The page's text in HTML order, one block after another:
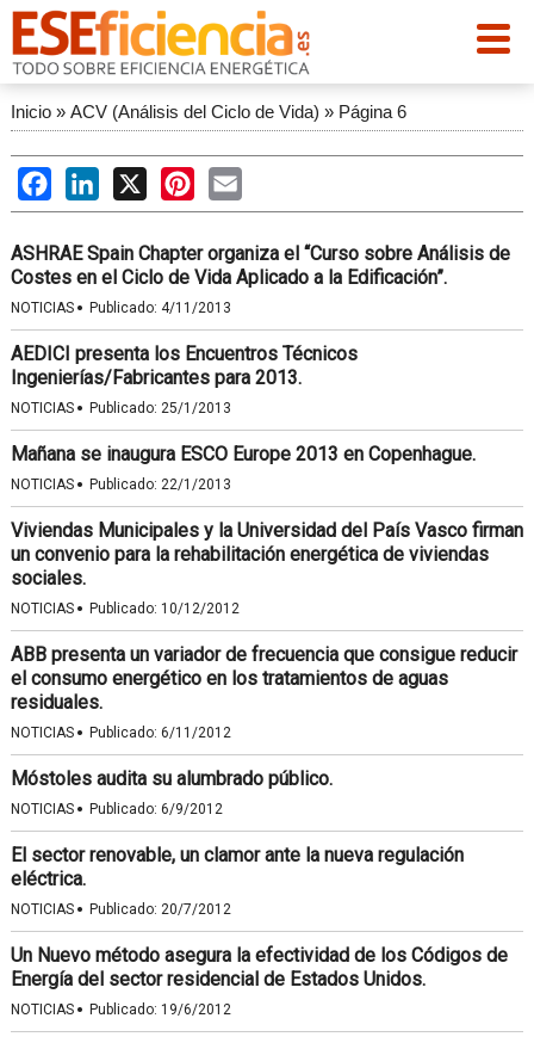
Inicio» ACV (Análisis del Ciclo de Vida) » Página 6
FacebookLinkedIn
X PinterestEmail
ASHRAE Spain Chapter organiza el “Curso sobre Análisis de
Costes en el Ciclo de Vida Aplicado a la Edificación”.
NOTICIAS · Publicado: 4/11/2013
AEDICI presenta los Encuentros Técnicos
Ingenierías/Fabricantes para 2013.
NOTICIAS · Publicado: 25/1/2013
Mañana se inaugura ESCO Europe 2013 en Copenhague.
NOTICIAS · Publicado: 22/1/2013
Viviendas Municipales y la Universidad del País Vasco firman
un convenio para la rehabilitación energética de viviendas
sociales.
NOTICIAS · Publicado: 10/12/2012
ABB presenta un variador de frecuencia que consigue reducir
el consumo energético en los tratamientos de aguas
residuales.
NOTICIAS · Publicado: 6/11/2012
Móstoles audita su alumbrado público.
NOTICIAS · Publicado: 6/9/2012
El sector renovable, un clamor ante la nueva regulación
eléctrica.
NOTICIAS · Publicado: 20/7/2012
Un Nuevo método asegura la efectividad de los Códigos de
Energía del sector residencial de Estados Unidos.
NOTICIAS · Publicado: 19/6/2012